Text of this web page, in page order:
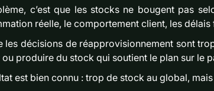
c’est que les stocks ne bougent pas
réelle, le comportement client, les
les décisions de réapprovisionnement sont
produire du stock qui soutient le plan sur le
est bien connu : trop de stock au global,